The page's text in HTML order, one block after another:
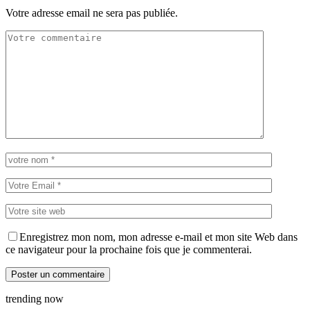
Votre adresse email ne sera pas publiée.
Enregistrez mon nom, mon adresse e-mail et mon site Web dans
ce navigateur pour la prochaine fois que je commenterai.
trending now